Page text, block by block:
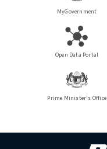
MyGovernment
Open Data Portal
Prime Minister's Office